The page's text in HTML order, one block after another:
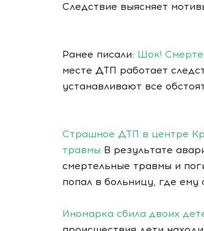
Следствие выясняет
Ранее писали: Шок!
месте ДТП работает
устанавливают все
Страшное ДТП в центре
травмы В результате
смертельные травмы и
попал в больницу, где
Иномарка сбила двоих